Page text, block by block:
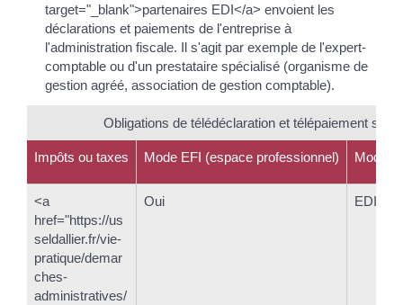
target="_blank">partenaires EDI</a> envoient les
déclarations et paiements de l'entreprise à
l'administration fiscale. Il s'agit par exemple de l'expert-
comptable ou d'un prestataire spécialisé (organisme de
gestion agréé, association de gestion comptable).
Obligations de télédéclaration et télépaiement
Impôts ou taxes Mode EFI (espace professionnel) Mode
<a
href="https://us
seldallier.fr/vie-
pratique/demar
ches-
administratives/
Oui EDI-